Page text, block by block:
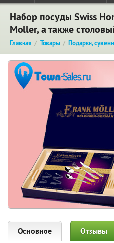
Набор посуды Swiss
Moller, а также
Главная Товары Подарки,
Основное Отзывы